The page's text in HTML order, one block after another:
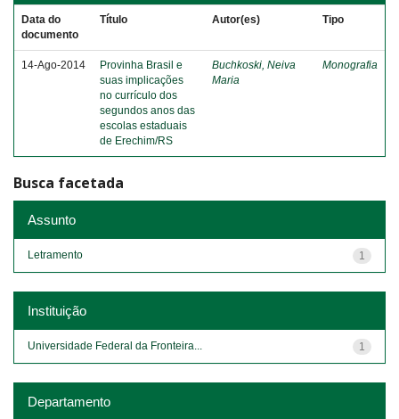
Data do
documento
Título Autor(es) Tipo
14-Ago-2014
Provinha Brasil e
suas implicações
no currículo dos
segundos anos das
escolas estaduais
de Erechim/RS
Buchkoski, Neiva
Maria
Monografia
Busca facetada
Assunto
1
Letramento
Instituição
1
Universidade Federal da Fronteira...
Departamento